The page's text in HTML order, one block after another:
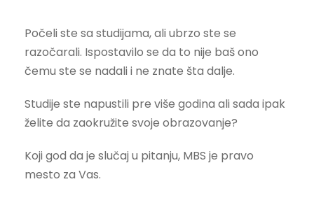
Počeli ste sa studijama, ali ubrzo ste se
razočarali. Ispostavilo se da to nije baš ono
čemu ste se nadali i ne znate šta dalje.
Studije ste napustili pre više godina ali sada ipak
želite da zaokružite svoje obrazovanje?
Koji god da je slučaj u pitanju, MBS je pravo
mesto za Vas.